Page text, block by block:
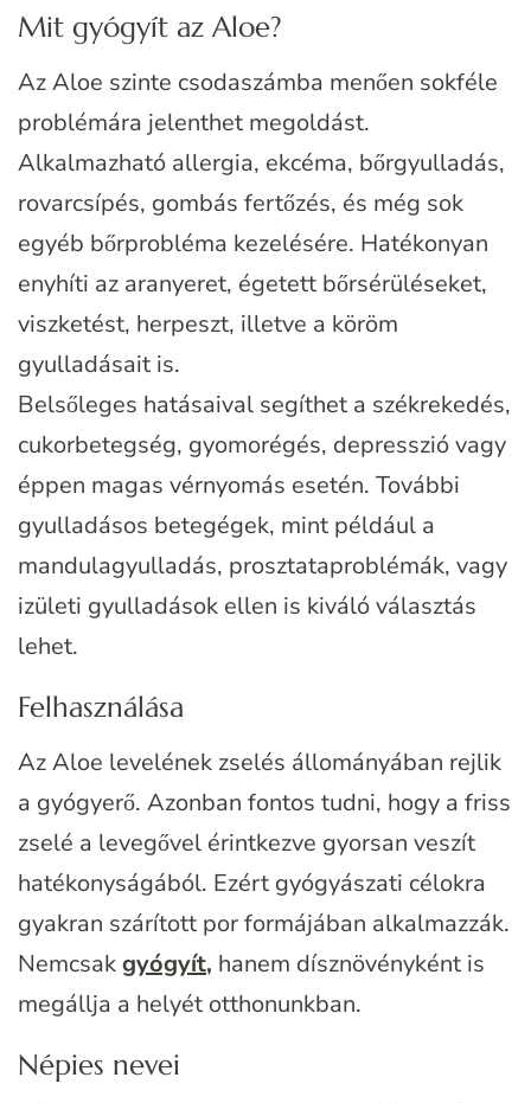
Mit gyógyít az Aloe?
Az Aloe szinte csodaszámba menően sokféle
problémára jelenthet megoldást.
Alkalmazható allergia, ekcéma, bőrgyulladás,
rovarcsípés, gombás fertőzés, és még sok
egyéb bőrprobléma kezelésére. Hatékonyan
enyhíti az aranyeret, égetett bőrsérüléseket,
viszketést, herpeszt, illetve a köröm
gyulladásait is.
Belsőleges hatásaival segíthet a székrekedés,
cukorbetegség, gyomorégés, depresszió vagy
éppen magas vérnyomás esetén. További
gyulladásos betegégek, mint például a
mandulagyulladás, prosztataproblémák, vagy
izületi gyulladások ellen is kiváló választás
lehet.
Felhasználása
Az Aloe levelének zselés állományában rejlik
a gyógyerő. Azonban fontos tudni, hogy a friss
zselé a levegővel érintkezve gyorsan veszít
hatékonyságából. Ezért gyógyászati célokra
gyakran szárított por formájában alkalmazzák.
Nemcsakgyógyít, hanem dísznövényként is
megállja a helyét otthonunkban.
Népies nevei